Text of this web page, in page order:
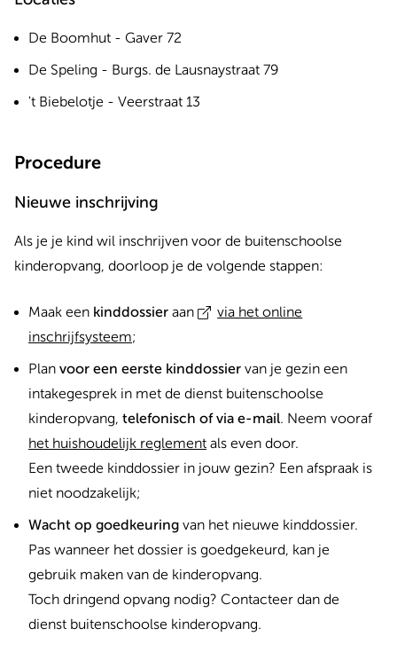
De Boomhut - Gaver 72
De Speling - Burgs. de Lausnaystraat 79
't Biebelotje - Veerstraat 13
Procedure
Nieuwe inschrijving
Als je je kind wil inschrijven voor de buitenschoolse
kinderopvang, doorloop je de volgende stappen:
Maak een kinddossier aan
via het online
inschrijfsysteem;
Plan voor een eerste kinddossier van je gezin een
intakegesprek in met de dienst buitenschoolse
kinderopvang, telefonisch of via e-mail. Neem vooraf
het huishoudelijk reglement als even door.
Een tweede kinddossier in jouw gezin? Een afspraak is
niet noodzakelijk;
Wacht op goedkeuring van het nieuwe kinddossier.
Pas wanneer het dossier is goedgekeurd, kan je
gebruik maken van de kinderopvang.
Toch dringend opvang nodig? Contacteer dan de
dienst buitenschoolse kinderopvang.